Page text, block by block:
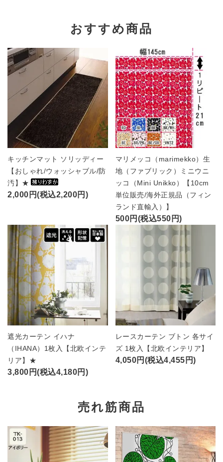
おすすめ商品
キッチンマット ソリッディー
【おしゃれ/ウォッシャブル/防
汚】★
2,000円(税込2,200円)
マリメッコ（marimekko）生
地（ファブリック）ミニウニ
ッコ（Mini Unikko）【10cm
単位販売/海外正規品（フィン
ランド直輸入）】
500円(税込550円)
遮光カーテン イハナ
（IHANA）1枚入【北欧インテ
リア】★
3,800円(税込4,180円)
レースカーテン ブトン 各サイ
ズ 1枚入【北欧インテリア】
4,050円(税込4,455円)
売れ筋商品